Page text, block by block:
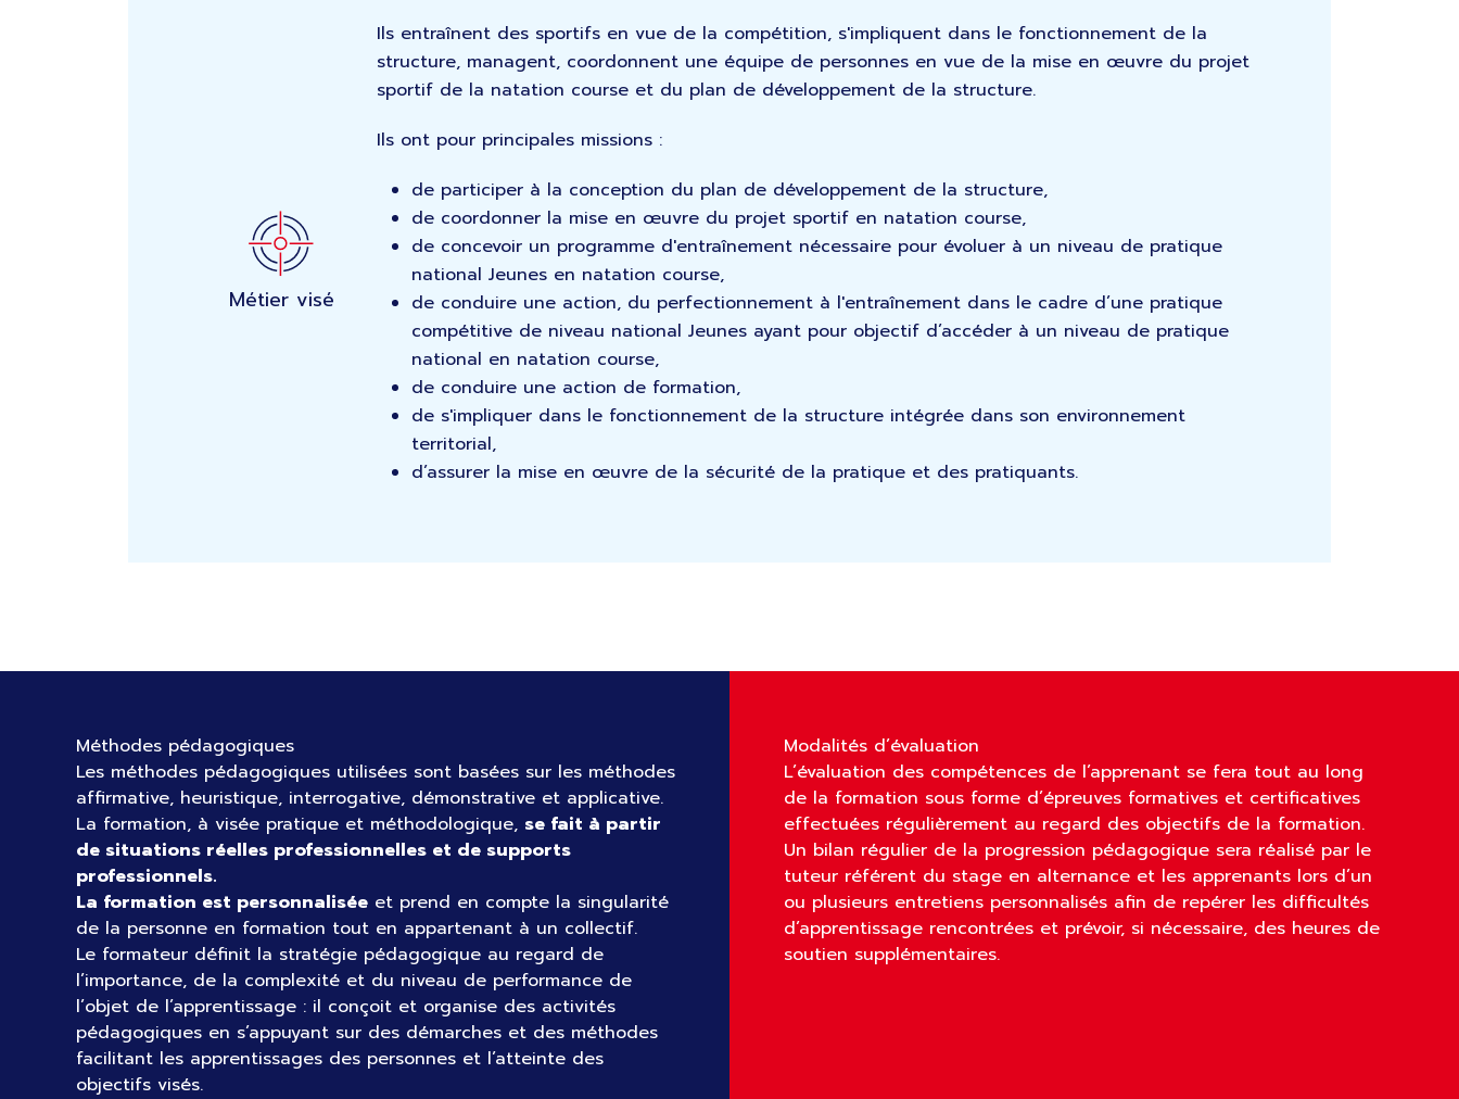
Métier visé
Ils entraînent des sportifs en vue de la compétition, s'impliquent dans le fonctionnement de la
structure, managent, coordonnent une équipe de personnes en vue de la mise en œuvre du projet
sportif de la natation course et du plan de développement de la structure.
Ils ont pour principales missions :
de participer à la conception du plan de développement de la structure,
de coordonner la mise en œuvre du projet sportif en natation course,
de concevoir un programme d'entraînement nécessaire pour évoluer à un niveau de pratique
national Jeunes en natation course,
de conduire une action, du perfectionnement à l'entraînement dans le cadre d’une pratique
compétitive de niveau national Jeunes ayant pour objectif d’accéder à un niveau de pratique
national en natation course,
de conduire une action de formation,
de s'impliquer dans le fonctionnement de la structure intégrée dans son environnement
territorial,
d’assurer la mise en œuvre de la sécurité de la pratique et des pratiquants.
Méthodes pédagogiques
Les méthodes pédagogiques utilisées sont basées sur les méthodes
affirmative, heuristique, interrogative, démonstrative et applicative.
La formation, à visée pratique et méthodologique, se fait à partir
de situations réelles professionnelles et de supports
professionnels.
La formation est personnalisée et prend en compte la singularité
de la personne en formation tout en appartenant à un collectif.
Le formateur définit la stratégie pédagogique au regard de
l’importance, de la complexité et du niveau de performance de
l’objet de l’apprentissage : il conçoit et organise des activités
pédagogiques en s’appuyant sur des démarches et des méthodes
facilitant les apprentissages des personnes et l’atteinte des
objectifs visés.
Modalités d’évaluation
L’évaluation des compétences de l’apprenant se fera tout au long
de la formation sous forme d’épreuves formatives et certificatives
effectuées régulièrement au regard des objectifs de la formation.
Un bilan régulier de la progression pédagogique sera réalisé par le
tuteur référent du stage en alternance et les apprenants lors d’un
ou plusieurs entretiens personnalisés afin de repérer les difficultés
d’apprentissage rencontrées et prévoir, si nécessaire, des heures de
soutien supplémentaires.